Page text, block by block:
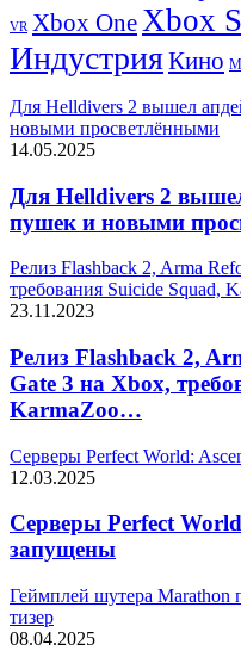
VR Xbox One Xbox
ИндустрияКино
Для Helldivers 2 вышел
новыми просветлёнными
14.05.2025
Для Helldivers 2
пушек и новыми
Релиз Flashback 2, Arma
требования Suicide Squad,
23.11.2023
Релиз Flashback 2,
Gate 3 на Xbox,
KarmaZoo…
Серверы Perfect World:
12.03.2025
Серверы Perfect
запущены
Геймплей шутера Marathon
тизер
08.04.2025